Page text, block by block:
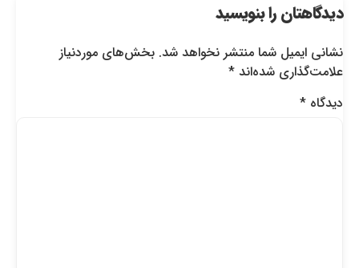
دیدگاهتان را بنویسید
نشانی ایمیل شما منتشر نخواهد شد. بخش‌های موردنیاز
علامت‌گذاری شده‌اند*
دیدگاه*